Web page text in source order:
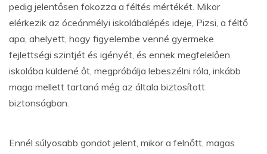
pedig jelentősen fokozza a féltés mértékét. Mikor
elérkezik az óceánmélyi iskolábalépés ideje, Pizsi, a féltő
apa, ahelyett, hogy figyelembe venné gyermeke
fejlettségi szintjét és igényét, és ennek megfelelően
iskolába küldené őt, megpróbálja lebeszélni róla, inkább
maga mellett tartaná még az általa biztosított
biztonságban.
Ennél súlyosabb gondot jelent, mikor a felnőtt, magas